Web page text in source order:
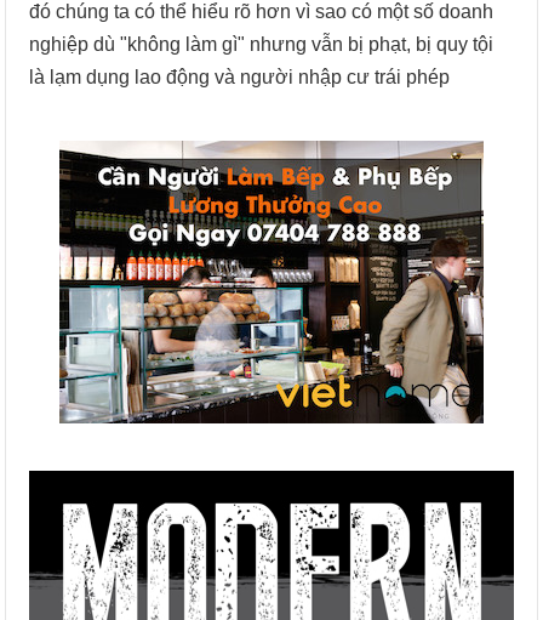
đó chúng ta có thể hiểu rõ hơn vì sao có một số doanh
nghiệp dù "không làm gì" nhưng vẫn bị phạt, bị quy tội
là lạm dụng lao động và người nhập cư trái phép